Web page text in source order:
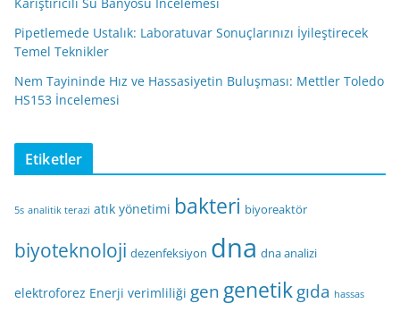
Pipetlemede Ustalık: Laboratuvar Sonuçlarınızı İyileştirecek
Temel Teknikler
Nem Tayininde Hız ve Hassasiyetin Buluşması: Mettler Toledo
HS153 İncelemesi
Etiketler
5s analitik terazi atık yönetimi bakteri biyoreaktör
biyoteknoloji dezenfeksiyon dna dna analizi
elektroforez Enerji verimliliği gen genetikgıda hassas